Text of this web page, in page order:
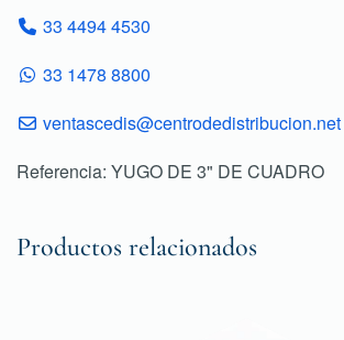
33 4494 4530
33 1478 8800
ventascedis@centrodedistribucion.net
Referencia: YUGO DE 3" DE CUADRO
Productos relacionados